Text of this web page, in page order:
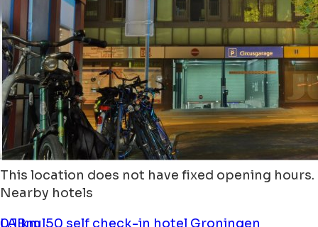
This location does not have fixed opening hours.
Nearby hotels
LABnul50 self check-in hotel Groningen
0.1 km